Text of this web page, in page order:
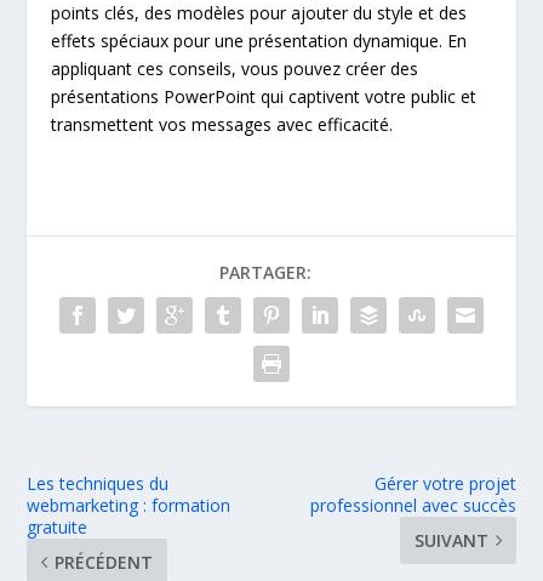
points clés, des modèles pour ajouter du style et des
effets spéciaux pour une présentation dynamique. En
appliquant ces conseils, vous pouvez créer des
présentations PowerPoint qui captivent votre public et
transmettent vos messages avec efficacité.
PARTAGER:
Les techniques du
webmarketing : formation
gratuite
PRÉCÉDENT
Gérer votre projet
professionnel avec succès
SUIVANT